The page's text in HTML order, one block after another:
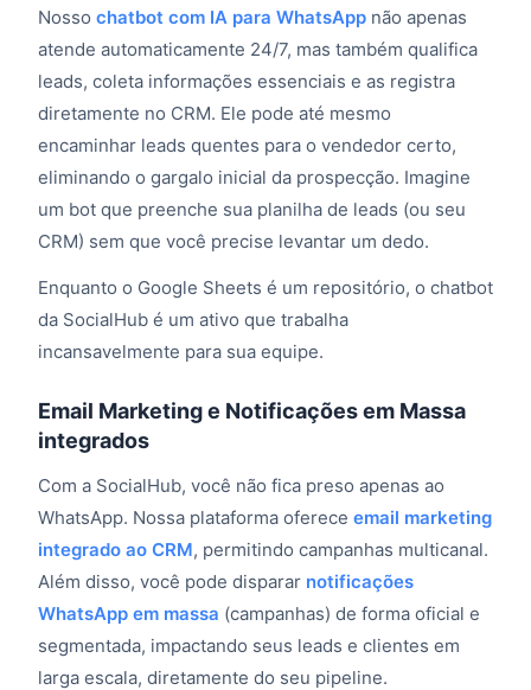
Nosso chatbot com IA para WhatsApp não apenas
atende automaticamente 24/7, mas também qualifica
leads, coleta informações essenciais e as registra
diretamente no CRM. Ele pode até mesmo
encaminhar leads quentes para o vendedor certo,
eliminando o gargalo inicial da prospecção. Imagine
um bot que preenche sua planilha de leads (ou seu
CRM) sem que você precise levantar um dedo.
Enquanto o Google Sheets é um repositório, o chatbot
da SocialHub é um ativo que trabalha
incansavelmente para sua equipe.
Email Marketing e Notificações em Massa
integrados
Com a SocialHub, você não fica preso apenas ao
WhatsApp. Nossa plataforma oferece email marketing
integrado ao CRM, permitindo campanhas multicanal.
Além disso, você pode disparar notificações
WhatsApp em massa (campanhas) de forma oficial e
segmentada, impactando seus leads e clientes em
larga escala, diretamente do seu pipeline.